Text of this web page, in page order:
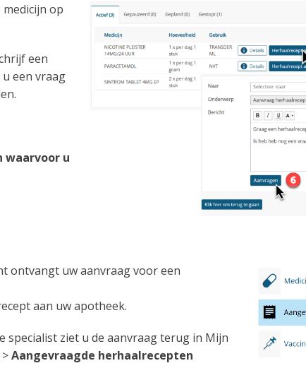
op
een
een vraag
waarvoor u
ontvangt uw aanvraag voor een
aan uw apotheek.
specialist ziet u de aanvraag terug in Mijn
>Aangevraagde herhaalrecepten